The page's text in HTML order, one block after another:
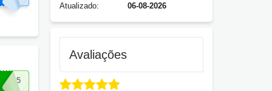
Atualizado:
06-08-2026
Avaliações